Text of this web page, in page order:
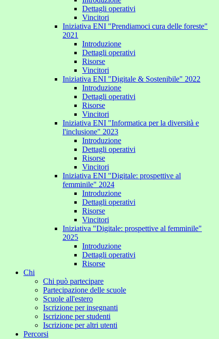
Dettagli operativi
Vincitori
Iniziativa ENI "Prendiamoci cura delle foreste"
2021
Introduzione
Dettagli operativi
Risorse
Vincitori
Iniziativa ENI "Digitale & Sostenibile" 2022
Introduzione
Dettagli operativi
Risorse
Vincitori
Iniziativa ENI "Informatica per la diversità e
l'inclusione" 2023
Introduzione
Dettagli operativi
Risorse
Vincitori
Iniziativa ENI "Digitale: prospettive al
femminile" 2024
Introduzione
Dettagli operativi
Risorse
Vincitori
Iniziativa "Digitale: prospettive al femminile"
2025
Introduzione
Dettagli operativi
Risorse
Chi
Chi può partecipare
Partecipazione delle scuole
Scuole all'estero
Iscrizione per insegnanti
Iscrizione per studenti
Iscrizione per altri utenti
Percorsi